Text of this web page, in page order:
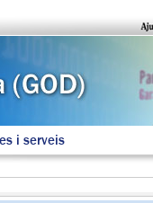
i serveis